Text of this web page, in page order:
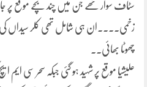
سٹاف سوار تھے جن میں چند بچے موقع پر
زخمی۔۔۔۔ان ہی شامل تھی کلر سیداں کی
چھوٹا بھائی۔۔
علیشیا موقع پر شہید ہو گئی جبکہ سحر سی